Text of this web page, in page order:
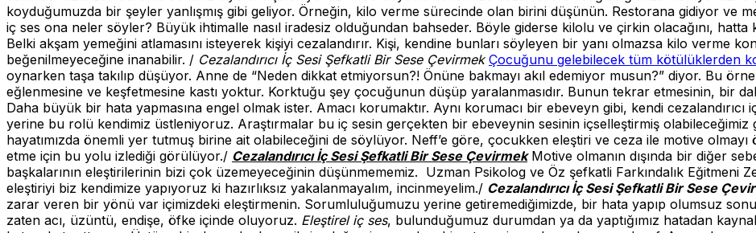
koyduğumuzda bir şeyler yanlışmış gibi geliyor. Örneğin, kilo verme sürecinde olan birini düşünün. Restorana gidiyor ve
iç ses ona neler söyler? Büyük ihtimalle nasıl iradesiz olduğundan bahseder. Böyle giderse kilolu ve çirkin olacağını,
Belki akşam yemeğini atlamasını isteyerek kişiyi cezalandırır. Kişi, kendine bunları söyleyen bir yanı olmazsa kilo verme
beğenilmeyeceğine inanabilir. / Cezalandırıcı İç Sesi Şefkatli Bir Sese Çevirmek Çocuğunu gelebilecek tüm kötülüklerden
oynarken taşa takılıp düşüyor. Anne de “Neden dikkat etmiyorsun?! Önüne bakmayı akıl edemiyor musun?” diyor. Bu
eğlenmesine ve keşfetmesine kastı yoktur. Korktuğu şey çocuğunun düşüp yaralanmasıdır. Bunun tekrar etmesinin, bir
Daha büyük bir hata yapmasına engel olmak ister. Amacı korumaktır. Aynı korumacı bir ebeveyn gibi, kendi cezalandırıcı
yerine bu rolü kendimiz üstleniyoruz. Araştırmalar bu iç sesin gerçekten bir ebeveynin sesinin içselleştirmiş
hayatımızda önemli yer tutmuş birine ait olabileceğini de söylüyor. Neff’e göre, çocukken eleştiri ve ceza ile motive
etme için bu yolu izlediği görülüyor./ Cezalandırıcı İç Sesi Şefkatli Bir Sese ÇevirmekMotive olmanın dışında bir diğer
başkalarının eleştirilerinin bizi çok üzemeyeceğinin düşünmememiz. Uzman Psikolog ve Öz şefkatli Farkındalık Eğitmeni
eleştiriyi biz kendimize yapıyoruz ki hazırlıksız yakalanmayalım, incinmeyelim./ Cezalandırıcı İç Sesi Şefkatli Bir Sese
zarar veren bir yönü var içimizdeki eleştirmenin. Sorumluluğumuzu yerine getiremediğimizde, bir hata yapıp olumsuz
zaten acı, üzüntü, endişe, öfke içinde oluyoruz. Eleştirel iç ses, bulunduğumuz durumdan ya da yaptığımız hatadan